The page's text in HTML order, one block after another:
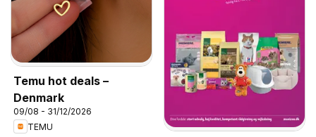
Temu hot deals –
Denmark
09/08 - 31/12/2026
TEMU